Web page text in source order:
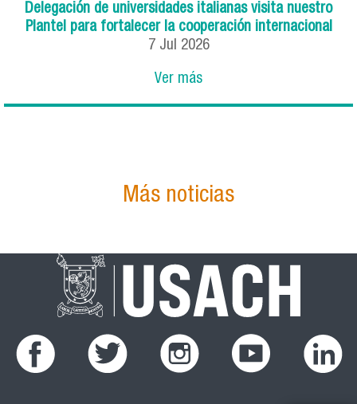
Delegación de universidades italianas visita nuestro
Plantel para fortalecer la cooperación internacional
7 Jul 2026
Ver más
Más noticias